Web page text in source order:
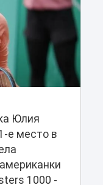
Юлия
е место в
1000 -